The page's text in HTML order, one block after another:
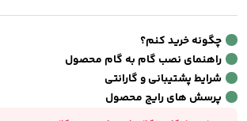
چگونه خرید کنم؟
راهنمای نصب گام به گام محصول
شرایط پشتیبانی و گارانتی
پرسش های رایج محصول